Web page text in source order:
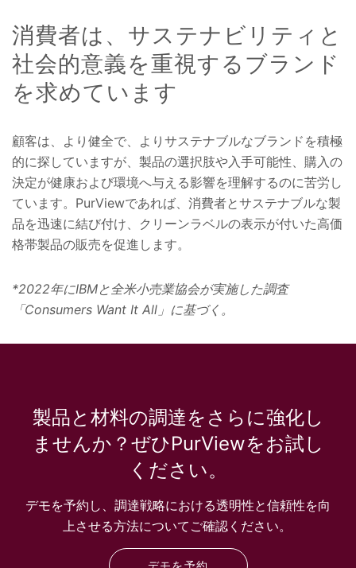
消費者は、サステナビリティと
社会的意義を重視するブランド
を求めています
顧客は、より健全で、よりサステナブルなブランドを積極
的に探していますが、製品の選択肢や入手可能性、購入の
決定が健康および環境へ与える影響を理解するのに苦労し
ています。PurViewであれば、消費者とサステナブルな製
品を迅速に結び付け、クリーンラベルの表示が付いた高価
格帯製品の販売を促進します。
*2022年にIBMと全米小売業協会が実施した調査
「Consumers Want It All」に基づく。
製品と材料の調達をさらに強化し
ませんか？ぜひPurViewをお試し
ください。
デモを予約し、調達戦略における透明性と信頼性を向
上させる方法についてご確認ください。